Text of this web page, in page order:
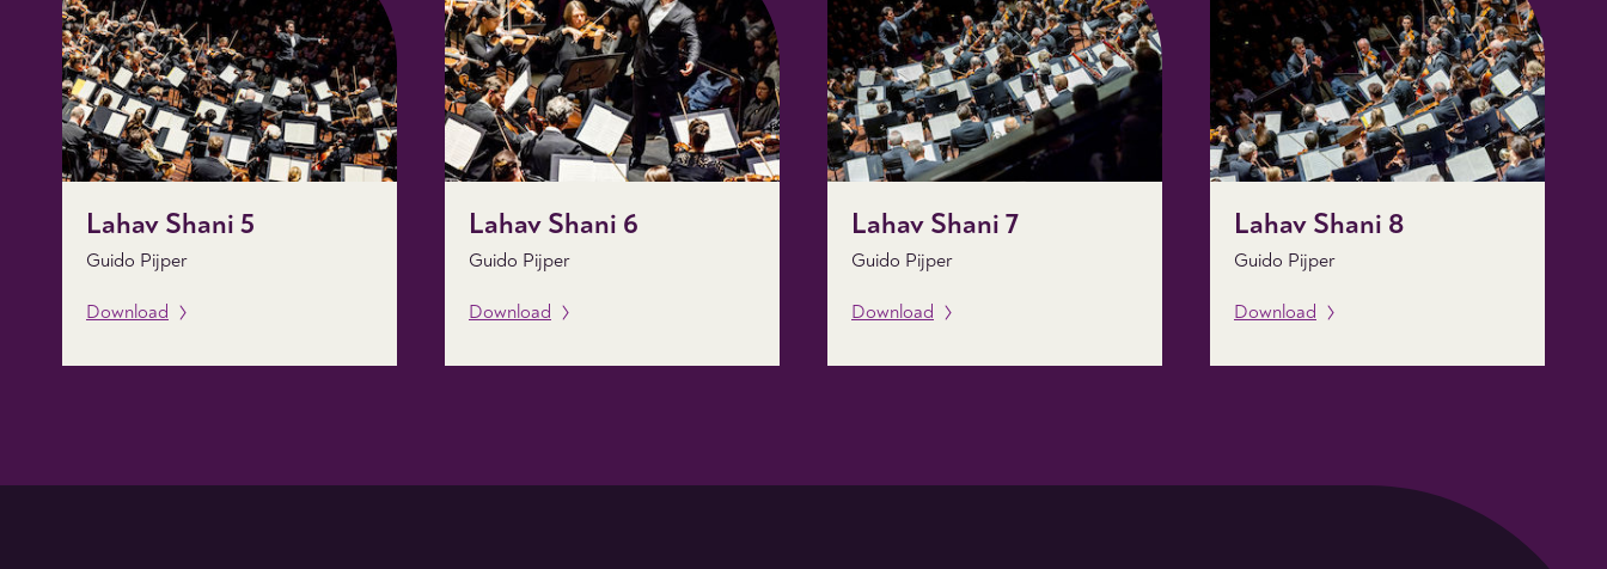
Lahav Shani 5
Guido Pijper
Download
Lahav Shani 6
Guido Pijper
Download
Lahav Shani 7
Guido Pijper
Download
Lahav Shani 8
Guido Pijper
Download